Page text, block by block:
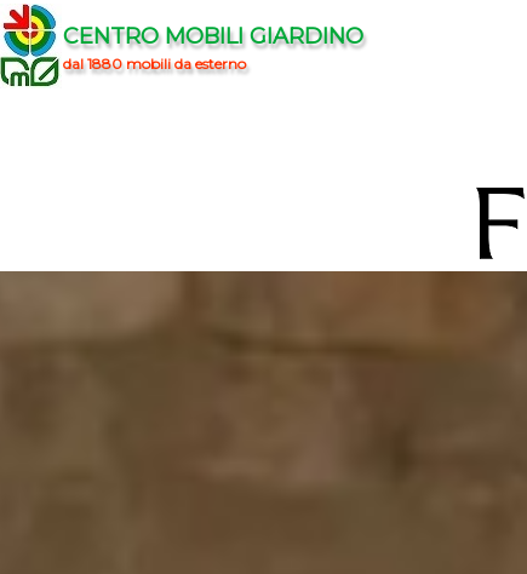
CENTRO MOBILI GIARDINO
dal 1880 mobili da esterno